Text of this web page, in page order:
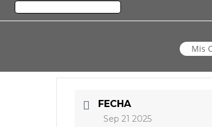
Mis
FECHA
Sep 21 2025